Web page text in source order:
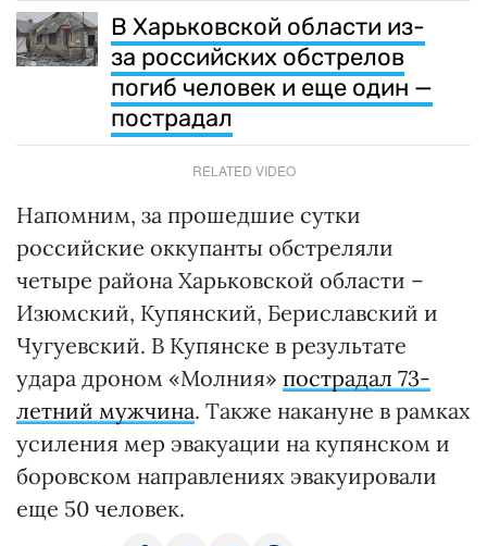
В Харьковской области из-
за российских обстрелов
погиб человек и еще один —
пострадал
RELATED VIDEO
Напомним, за прошедшие сутки
российские оккупанты обстреляли
четыре района Харьковской области –
Изюмский, Купянский, Бериславский и
Чугуевский. В Купянске в результате
удара дроном «Молния» пострадал 73-
летний мужчина. Также накануне в рамках
усиления мер эвакуации на купянском и
боровском направлениях эвакуировали
еще 50 человек.